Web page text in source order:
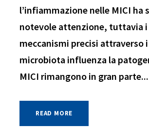
l’infiammazione nelle MICI ha
notevole attenzione, tuttavia i
meccanismi precisi attraverso
microbiota influenza la
MICI rimangono in gran parte...
READ MORE